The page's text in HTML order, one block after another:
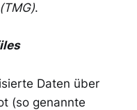
.
Daten über
(so genannte